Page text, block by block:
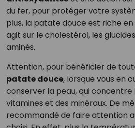
du fer, pour protéger votre
plus, la patate douce est riche en
agit sur le cholestérol, les
aminés.
Attention, pour bénéficier de
patate douce, lorsque vous en
conserver la peau, qui
vitamines et des minéraux. De
recommandé de faire attention